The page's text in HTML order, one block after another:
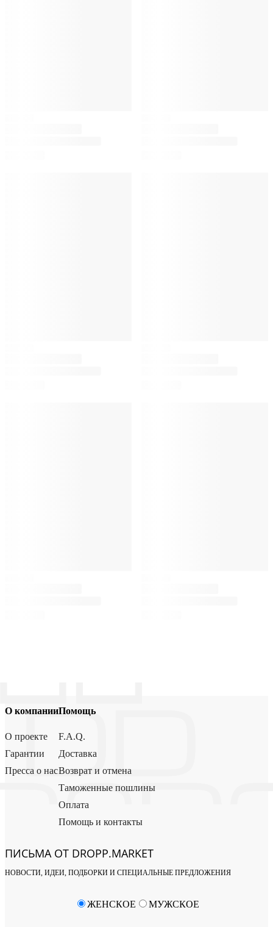
О компании
О проекте
Гарантии
Пресса о нас
Помощь
F.A.Q.
Доставка
Возврат и отмена
Таможенные пошлины
Оплата
Помощь и контакты
ПИСЬМА ОТ DROPP.MARKET
НОВОСТИ, ИДЕИ, ПОДБОРКИ И СПЕЦИАЛЬНЫЕ ПРЕДЛОЖЕНИЯ
ЖЕНСКОЕ МУЖСКОЕ